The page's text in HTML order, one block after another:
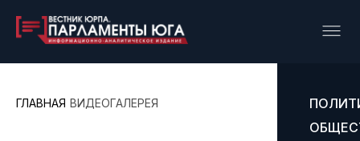
ГЛАВНАЯ ВИДЕОГАЛЕРЕЯ